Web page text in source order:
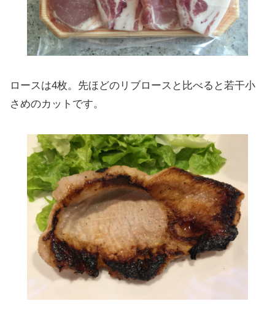
ロースは4枚。先ほどのリブロースと比べると若干小
さめのカットです。